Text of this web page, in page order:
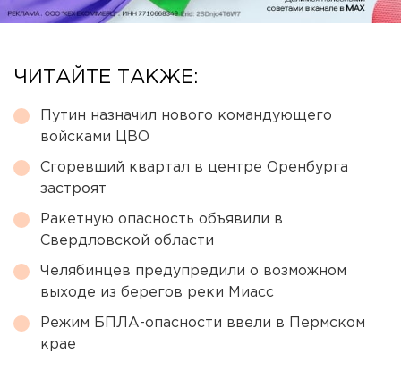
ЧИТАЙТЕ ТАКЖЕ:
Путин назначил нового командующего
войсками ЦВО
Сгоревший квартал в центре Оренбурга
застроят
Ракетную опасность объявили в
Свердловской области
Челябинцев предупредили о возможном
выходе из берегов реки Миасс
Режим БПЛА-опасности ввели в Пермском
крае